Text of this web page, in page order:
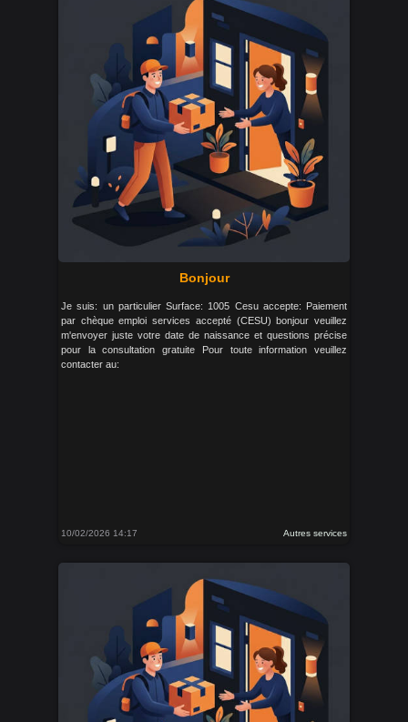
Bonjour
Je suis: un particulier Surface: 1005 Cesu accepte: Paiement
par chèque emploi services accepté (CESU) bonjour veuillez
m'envoyer juste votre date de naissance et questions précise
pour la consultation gratuite Pour toute information veuillez
contacter au:
10/02/2026 14:17 Autres services